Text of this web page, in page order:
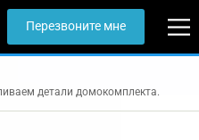
Перезвоните мне
детали домокомплекта.